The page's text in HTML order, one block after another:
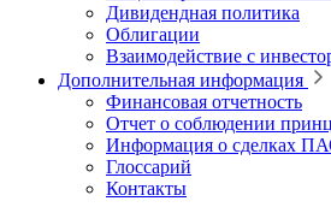
Дивидендная политика
Облигации
Взаимодействие с
Дополнительная информация
Финансовая отчетность
Отчет о соблюдении
Информация о сделках
Глоссарий
Контакты